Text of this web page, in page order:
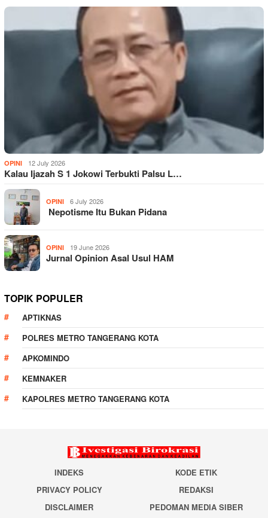
OPINI 12 July 2026
Kalau Ijazah S 1 Jokowi Terbukti Palsu L…
OPINI 6 July 2026
Nepotisme Itu Bukan Pidana
OPINI 19 June 2026
Jurnal Opinion Asal Usul HAM
TOPIK POPULER
APTIKNAS
POLRES METRO TANGERANG KOTA
APKOMINDO
KEMNAKER
KAPOLRES METRO TANGERANG KOTA
INDEKS
KODE ETIK
PRIVACY POLICY
REDAKSI
DISCLAIMER
PEDOMAN MEDIA SIBER